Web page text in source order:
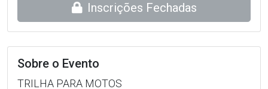
Inscrições Fechadas
Sobre o Evento
TRILHA PARA MOTOS